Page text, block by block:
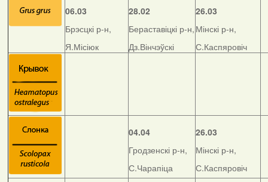
06.03
Брэсцкі р-н,
Я.Місіюк
28.02
Бераставіцкі р-н,
Дз.Вінчэўскі
26.03
Мінскі р-н,
С.Каспяровіч
04.04
Гродзенскі р-н,
С.Чарапіца
26.03
Мінскі р-н,
С.Каспяровіч